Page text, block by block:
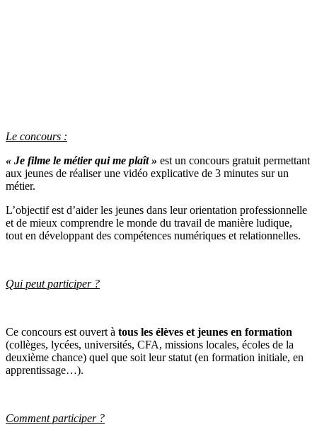
Le concours :
« Je filme le métier qui me plaît » est un concours gratuit permettant
aux jeunes de réaliser une vidéo explicative de 3 minutes sur un
métier.
L’objectif est d’aider les jeunes dans leur orientation professionnelle
et de mieux comprendre le monde du travail de manière ludique,
tout en développant des compétences numériques et relationnelles.
Qui peut participer ?
Ce concours est ouvert à tous les élèves et jeunes en formation
(collèges, lycées, universités, CFA, missions locales, écoles de la
deuxième chance) quel que soit leur statut (en formation initiale, en
apprentissage…).
Comment participer ?